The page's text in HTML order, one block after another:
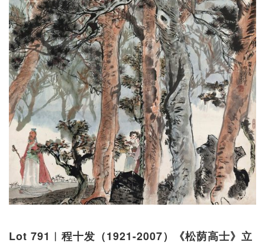
Lot 791︱程十发（1921-2007）《松荫高士》立